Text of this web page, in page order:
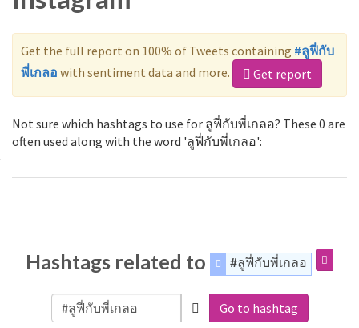
Get the full report on 100% of Tweets containing #ลูฟี่กับ
พี่เกลอ with sentiment data and more. Get report
Not sure which hashtags to use for ลูฟี่กับพี่เกลอ? These 0 are
often used along with the word 'ลูฟี่กับพี่เกลอ':
Hashtags related to #ลูฟี่กับพี่เกลอ
Go to hashtag